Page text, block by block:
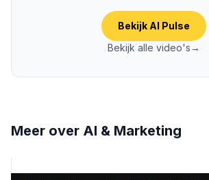
Bekijk AI Pulse
Bekijk alle video's→
Meer over AI & Marketing